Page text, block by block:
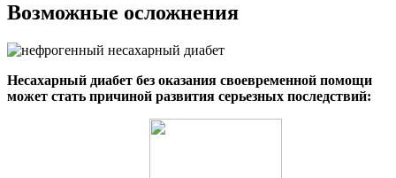
Возможные осложнения
Несахарный диабет без оказания своевременной помощи
может стать причиной развития серьезных последствий: